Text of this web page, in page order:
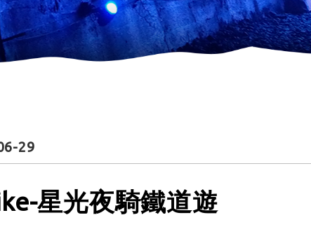
29
星光夜騎鐵道遊